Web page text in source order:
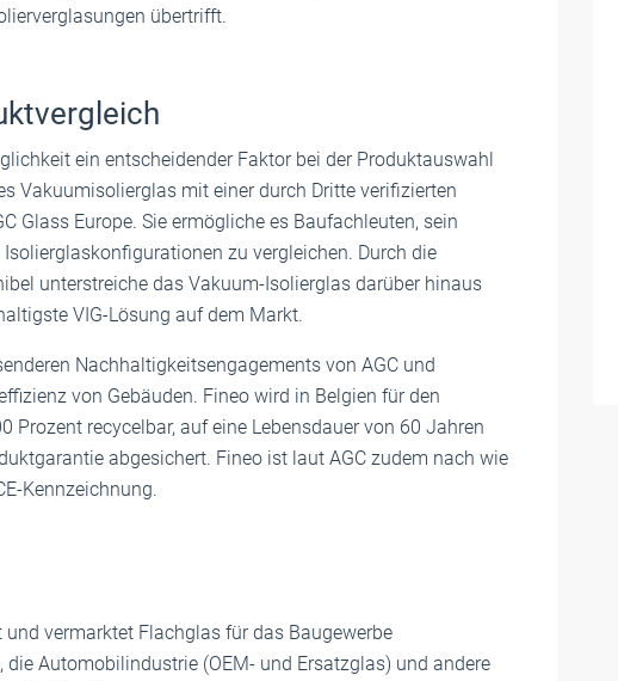
übertrifft.
ein entscheidender Faktor bei der Produktauswahl
Vakuumisolierglas mit einer durch Dritte verifizierten
Glass Europe. Sie ermögliche es Baufachleuten, sein
zu vergleichen. Durch die
unterstreiche das Vakuum-Isolierglas darüber hinaus
VIG-Lösung auf dem Markt.
Nachhaltigkeitsengagements von AGC und
von Gebäuden. Fineo wird in Belgien für den
Prozent recycelbar, auf eine Lebensdauer von 60 Jahren
abgesichert. Fineo ist laut AGC zudem nach wie
Kennzeichnung.
und vermarktet Flachglas für das Baugewerbe
Automobilindustrie (OEM- und Ersatzglas) und andere